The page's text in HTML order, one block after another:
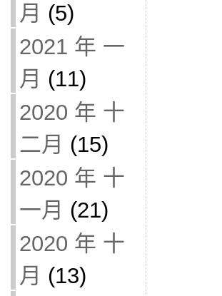
月 (5)
2021 年 一
月 (11)
2020 年 十
二月 (15)
2020 年 十
一月 (21)
2020 年 十
月 (13)